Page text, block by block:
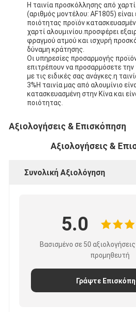
Η ταινία προσκόλλησης από
(αριθμός μοντέλου: AF1805)
ποιότητας προϊόν
χαρτί αλουμινίου.προσφέρει
φραγμού ατμού και ισχυρή
δύναμη κράτησης.
Οι υπηρεσίες προσαρμογής
επιτρέπουν να προσαρμόσετε
με τις ειδικές σας ανάγκες.η
3%Η ταινία μας από αλουμίνιο
κατασκευασμένη στην Κίνα και
ποιότητας.
Αξιολογήσεις & Επισκόπηση
Αξιολογήσεις &
Συνολική Αξιολόγηση
5.0
Βασισμένο σε 50
προμηθευτή
Γράψτε